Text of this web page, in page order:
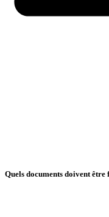
Quels documents doivent